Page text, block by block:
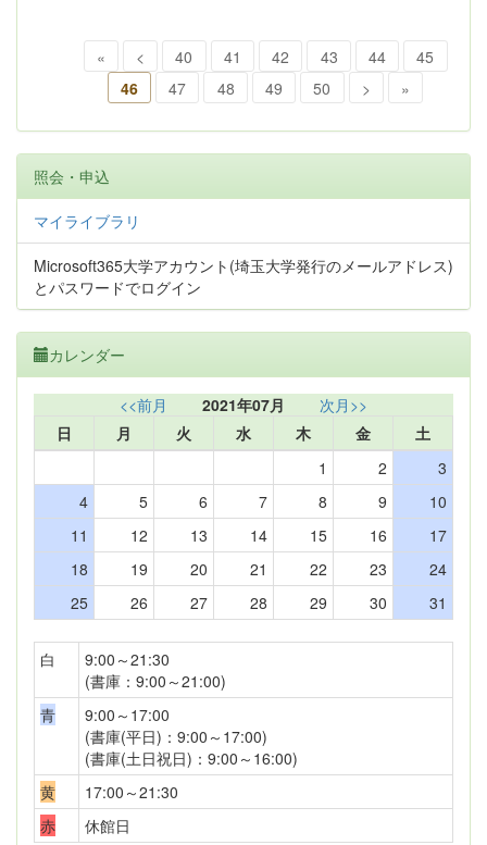
« < 40 41 42 43 44
45
46
47 48 49 50 > »
照会・申込
マイライブラリ
Microsoft365大学アカウント(埼玉大学発行のメールアドレス)
とパスワードでログイン
カレンダー
<<前月 2021年07月
次月>>
日
月 火 水 木 金
土
1
2
3
4
5 6 7 8 9
10
11
12 13 14 15 16
17
18
19 20 21 22 23
24
25
26 27 28 29 30 31
白
9:00～21:30
(書庫：9:00～21:00)
青
9:00～17:00
(書庫(平日)：9:00～17:00)
(書庫(土日祝日)：9:00～16:00)
黄
17:00～21:30
赤
休館日